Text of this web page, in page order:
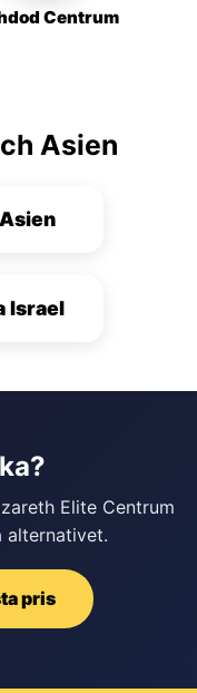
Centrum
Asien
Israel
Elite Centrum
alternativet.
pris